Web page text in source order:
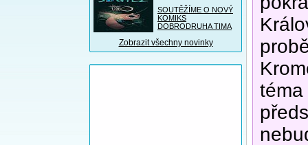
SOUTĚŽÍME O NOVÝ
KOMIKS
DOBRODRUHA TIMA
Zobrazit všechny novinky